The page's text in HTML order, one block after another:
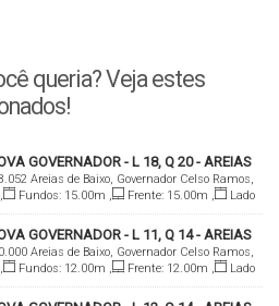
queria? Veja estes
GOVERNADOR - L 18, Q 20 - AREIAS
Areias de Baixo, Governador Celso Ramos,
, Fundos: 15.00m , Frente: 15.00m ,
Lado
Esquerdo: 24.00m
GOVERNADOR - L 11, Q 14 - AREIAS
Areias de Baixo, Governador Celso Ramos,
, Fundos: 12.00m , Frente: 12.00m ,
Lado
Esquerdo: 30.00m